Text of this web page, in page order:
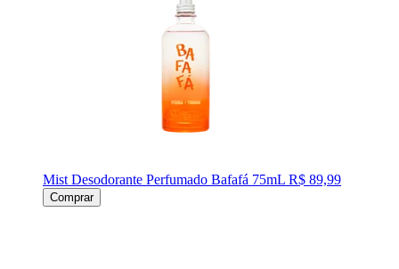
Mist Desodorante Perfumado Bafafá 75mL R$ 89,99
Comprar